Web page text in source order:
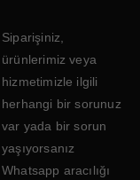
Siparişiniz,
ürünlerimiz veya
hizmetimizle ilgili
herhangi bir sorunuz
var yada bir sorun
yaşıyorsanız
Whatsapp aracılığı